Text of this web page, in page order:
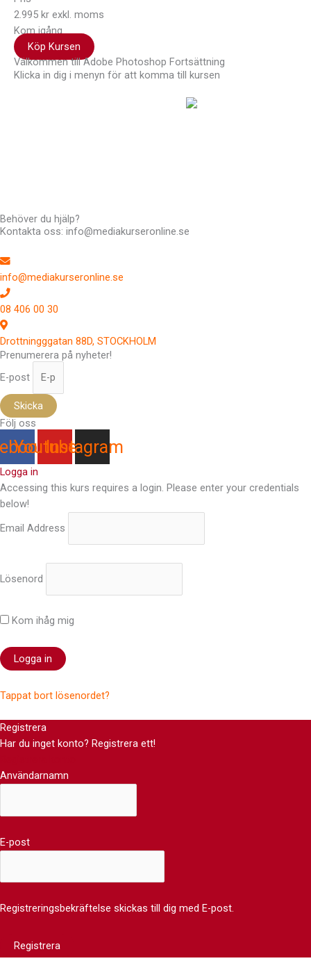
2.995 kr exkl. moms
Kom igång
Köp Kursen
Välkommen till Adobe Photoshop Fortsättning
Klicka in dig i menyn för att komma till kursen
Behöver du hjälp?
Kontakta oss: info@mediakurseronline.se
info@mediakurseronline.se
08 406 00 30
Drottningggatan 88D, STOCKHOLM
Prenumerera på nyheter!
E-post
Skicka
Följ oss
YoutubeInstagram
Logga in
Accessing this kurs requires a login. Please enter your credentials
below!
Email Address
Lösenord
Kom ihåg mig
Tappat bort lösenordet?
Registrera
Har du inget konto? Registrera ett!
Användarnamn
E-post
Registreringsbekräftelse skickas till dig med E-post.